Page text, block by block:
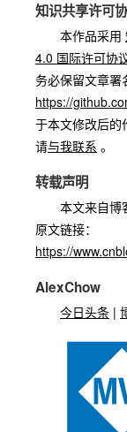
知识共享许可
本作品采用
4.0 国际许可协
务必保留文章署
https://
于本文修改后的
请与我联系 。
转载声明
本文来自博
原文链接：
https://
AlexChow
今日头条 |